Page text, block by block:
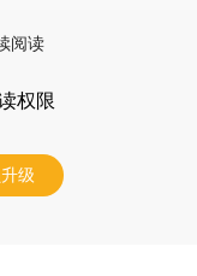
阅读
权限
级